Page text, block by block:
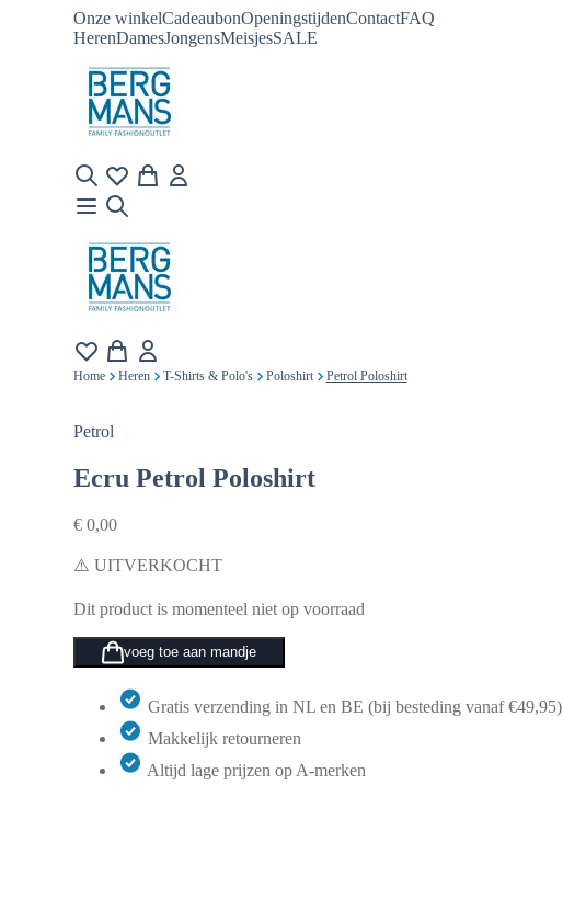
Onze winkelCadeaubonOpeningstijdenContactFAQ
HerenDamesJongensMeisjesSALE
Home Heren T-Shirts & Polo's Poloshirt Petrol Poloshirt
Petrol
Ecru Petrol Poloshirt
€0,00
⚠️ UITVERKOCHT
Dit product is momenteel niet op voorraad
voeg toe aan mandje
Gratis verzending in NL en BE (bij besteding vanaf €49,95)
Makkelijk retourneren
Altijd lage prijzen op A-merken